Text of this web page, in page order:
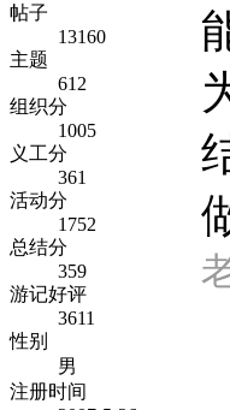
帖子
13160
主题
612
组织分
1005
义工分
361
活动分
1752
总结分
359
游记好评
3611
性别
男
注册时间